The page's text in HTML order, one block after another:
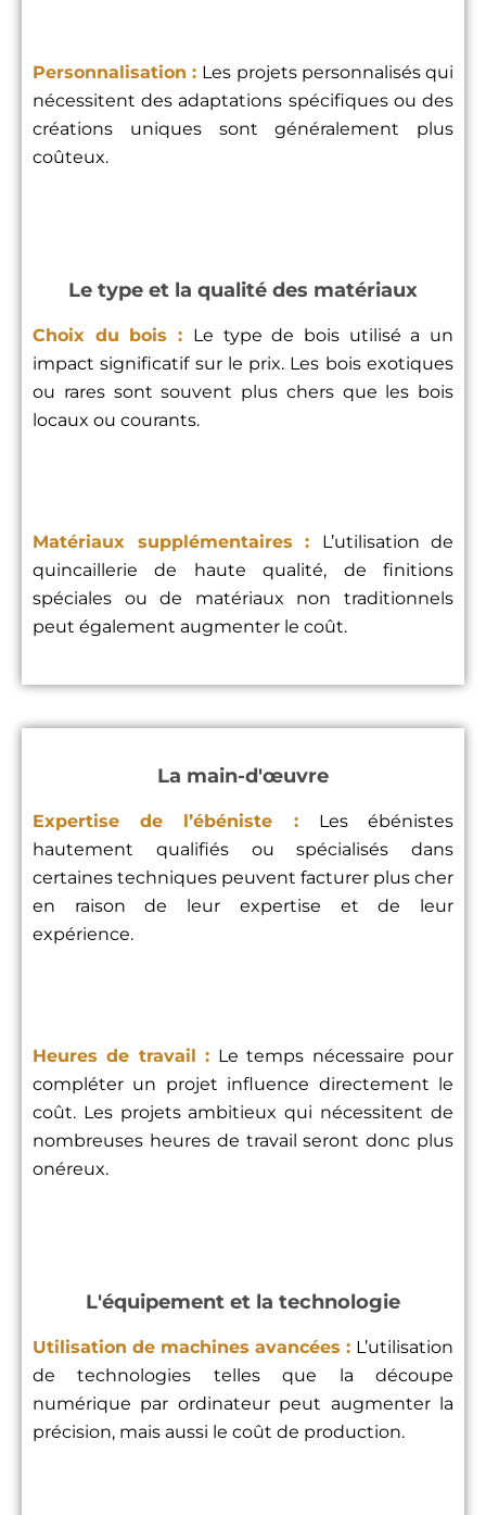
Personnalisation : Les projets personnalisés qui
nécessitent des adaptations spécifiques ou des
créations uniques sont généralement plus
coûteux.
Le type et la qualité des matériaux
Choix du bois : Le type de bois utilisé a un
impact significatif sur le prix. Les bois exotiques
ou rares sont souvent plus chers que les bois
locaux ou courants.
Matériaux supplémentaires : L’utilisation de
quincaillerie de haute qualité, de finitions
spéciales ou de matériaux non traditionnels
peut également augmenter le coût.
La main-d'œuvre
Expertise de l’ébéniste : Les ébénistes
hautement qualifiés ou spécialisés dans
certaines techniques peuvent facturer plus cher
en raison de leur expertise et de leur
expérience.
Heures de travail : Le temps nécessaire pour
compléter un projet influence directement le
coût. Les projets ambitieux qui nécessitent de
nombreuses heures de travail seront donc plus
onéreux.
L'équipement et la technologie
Utilisation de machines avancées : L’utilisation
de technologies telles que la découpe
numérique par ordinateur peut augmenter la
précision, mais aussi le coût de production.